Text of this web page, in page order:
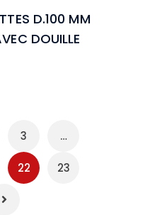
D.100 MM
DOUILLE
3 …
22 23